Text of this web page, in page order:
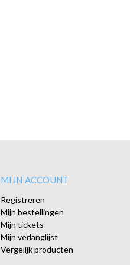
MIJN ACCOUNT
Registreren
Mijn bestellingen
Mijn tickets
Mijn verlanglijst
Vergelijk producten